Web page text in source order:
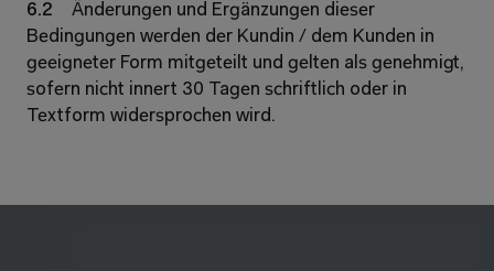
6.2 Änderungen und Ergänzungen dieser
Bedingungen werden der Kundin / dem Kunden in
geeigneter Form mitgeteilt und gelten als genehmigt,
sofern nicht innert 30 Tagen schriftlich oder in
Textform widersprochen wird.